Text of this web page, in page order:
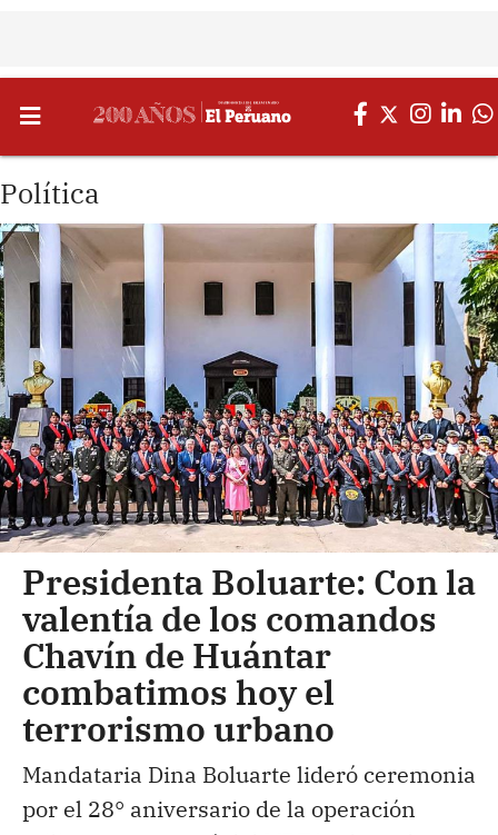
Política
Presidenta Boluarte: Con la
valentía de los comandos
Chavín de Huántar
combatimos hoy el
terrorismo urbano
Mandataria Dina Boluarte lideró ceremonia
por el 28° aniversario de la operación